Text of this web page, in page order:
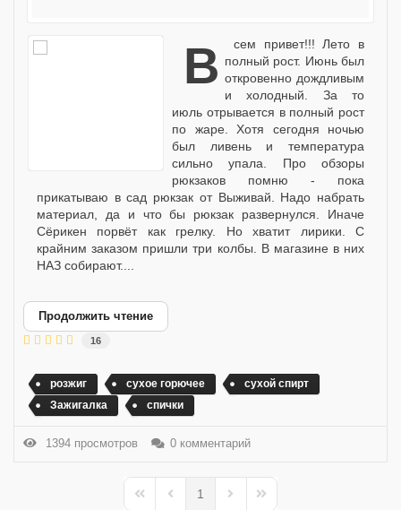
Всем привет!!! Лето в полный рост. Июнь был
откровенно дождливым
и холодный. За то
июль отрывается в полный рост
по жаре. Хотя сегодня ночью
был ливень и температура
сильно упала. Про обзоры
рюкзаков помню - пока
прикатываю в сад рюкзак от Выживай. Надо набрать
материал, да и что бы рюкзак развернулся. Иначе
Сёрикен порвёт как грелку. Но хватит лирики. С
крайним заказом пришли три колбы. В магазине в них
НАЗ собирают....
Продолжить чтение
16
розжиг сухое горючее
сухой спирт
Зажигалка
спички
1394 просмотров 0 комментарий
First PagePrevious Page
1
Next PageLast Page